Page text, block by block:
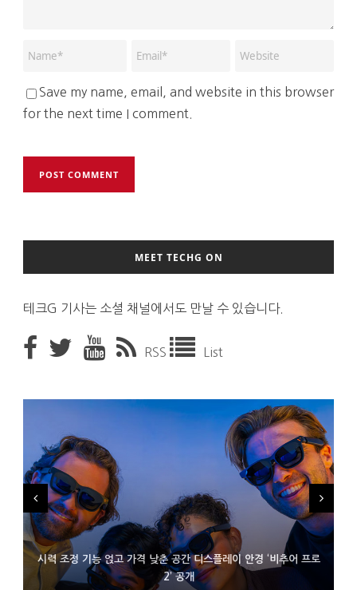
Save my name, email, and website in this browser
for the next time I comment.
MEET TECHG ON
테크G 기사는 소셜 채널에서도 만날 수 있습니다.
RSS List
시력 조정 기능 얹고 가격 낮춘 공간 디스플레이 안경 ‘비추어 프로
2’ 공개
D램 부족에 10억달러어치 아이폰18 프로세서 패키징 대기 중
300~400달러 반지형 스피커 준비하는 오픈AI